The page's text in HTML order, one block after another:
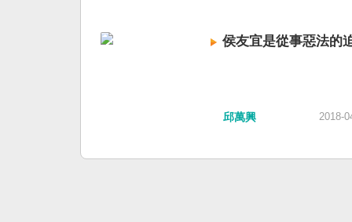
侯友宜是從事惡法的
邱萬興 2018-